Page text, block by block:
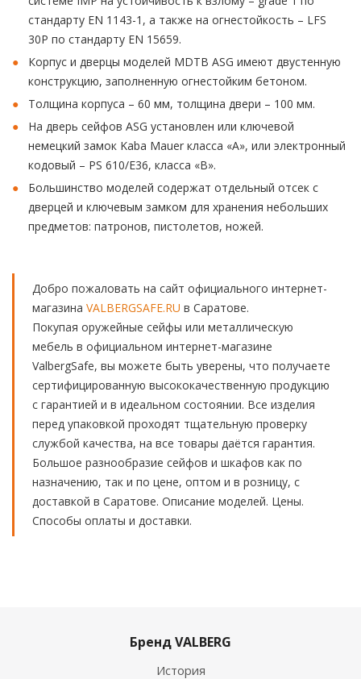
стандарту EN 1143-1, а также на огнестойкость – LFS
30P по стандарту EN 15659.
Корпус и дверцы моделей MDTB ASG имеют двустенную
конструкцию, заполненную огнестойким бетоном.
Толщина корпуса – 60 мм, толщина двери – 100 мм.
На дверь сейфов ASG установлен или ключевой
немецкий замок Kaba Mauer класса «А», или электронный
кодовый – PS 610/E36, класса «В».
Большинство моделей содержат отдельный отсек с
дверцей и ключевым замком для хранения небольших
предметов: патронов, пистолетов, ножей.
Добро пожаловать на сайт официального интернет-
магазина VALBERGSAFE.RU в Саратове.
Покупая оружейные сейфы или металлическую
мебель в официальном интернет-магазине
ValbergSafe, вы можете быть уверены, что получаете
сертифицированную высококачественную продукцию
с гарантией и в идеальном состоянии. Все изделия
перед упаковкой проходят тщательную проверку
службой качества, на все товары даётся гарантия.
Большое разнообразие сейфов и шкафов как по
назначению, так и по цене, оптом и в розницу, с
доставкой в Саратове. Описание моделей. Цены.
Способы оплаты и доставки.
Бренд VALBERG
История